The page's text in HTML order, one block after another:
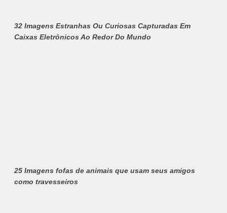
32 Imagens Estranhas Ou Curiosas Capturadas Em
Caixas Eletrônicos Ao Redor Do Mundo
25 Imagens fofas de animais que usam seus amigos
como travesseiros